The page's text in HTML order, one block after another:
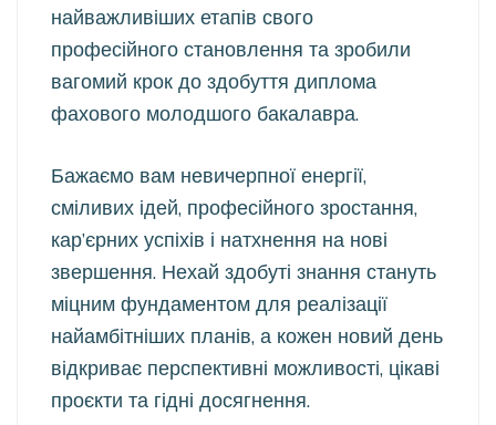
найважливіших етапів свого
професійного становлення та зробили
вагомий крок до здобуття диплома
фахового молодшого бакалавра.
Бажаємо вам невичерпної енергії,
сміливих ідей, професійного зростання,
кар’єрних успіхів і натхнення на нові
звершення. Нехай здобуті знання стануть
міцним фундаментом для реалізації
найамбітніших планів, а кожен новий день
відкриває перспективні можливості, цікаві
проєкти та гідні досягнення.